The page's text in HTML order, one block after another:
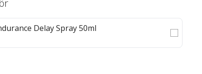
Delay Spray 50ml